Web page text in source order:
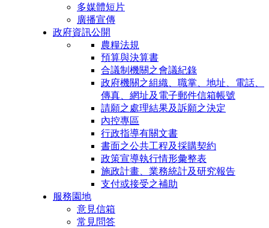
多媒體短片
廣播宣傳
政府資訊公開
農糧法規
預算與決算書
合議制機關之會議紀錄
政府機關之組織、職掌、地址、電話、
傳真、網址及電子郵件信箱帳號
請願之處理結果及訴願之決定
內控專區
行政指導有關文書
書面之公共工程及採購契約
政策宣導執行情形彙整表
施政計畫、業務統計及研究報告
支付或接受之補助
服務園地
意見信箱
常見問答